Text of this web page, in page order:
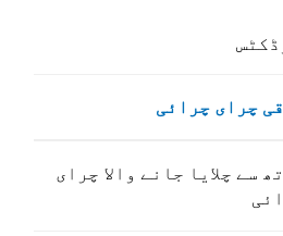
چرای چرائی
سے چلایا جانے والا چرای